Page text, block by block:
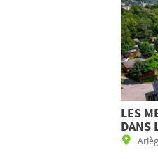
LES
DANS